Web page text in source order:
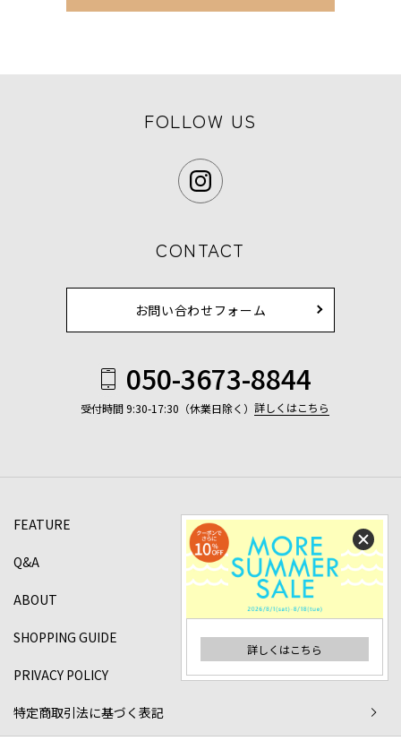
詳しくはこちら
FOLLOW US
CONTACT
お問い合わせフォーム
050-3673-8844
受付時間 9:30-17:30（休業日除く） 詳しくはこちら
FEATURE
Q&A
ABOUT
SHOPPING GUIDE
PRIVACY POLICY
特定商取引法に基づく表記